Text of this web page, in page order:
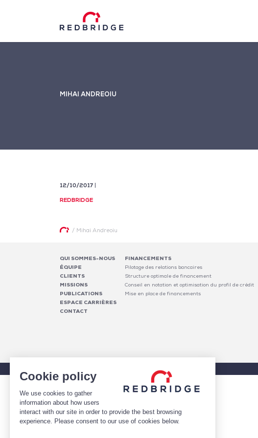
Cookie policy
We use cookies to gather
information about how users
interact with our site in order to provide the best browsing
experience. Please consent to our use of cookies below.
MIHAI ANDREOIU
12/10/2017
REDBRIDGE
/ Mihai Andreoiu
QUI SOMMES-NOUS
ÉQUIPE
CLIENTS
MISSIONS
PUBLICATIONS
ESPACE CARRIÈRES
CONTACT
FINANCEMENTS
Pilotage des relations bancaires
Structure optimale de financement
Conseil en notation et optimisation du profil de crédit
Mise en place de financements